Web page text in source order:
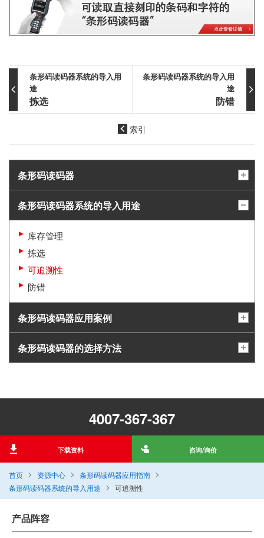
首页 资源中心
条形码读码器应用指南
条形码读码器系统的导入用途
可追溯性
条形码读码器系统的导入用
途
拣选
条形码读码器系统的导入用
途
防错
索引
条形码读码器
条形码读码器系统的导入用途
库存管理
拣选
可追溯性
防错
条形码读码器应用案例
条形码读码器的选择方法
4007-367-367
下载资料 咨询/询价
产品阵容